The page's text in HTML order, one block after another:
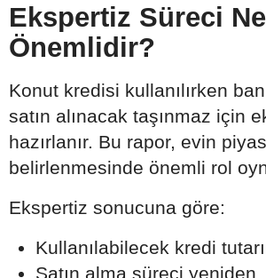
Ekspertiz Süreci
Önemlidir?
Konut kredisi kullanılırken
satın alınacak taşınmaz için
hazırlanır. Bu rapor, evin
belirlenmesinde önemli rol
Ekspertiz sonucuna göre:
Kullanılabilecek kredi
Satın alma süreci yeniden